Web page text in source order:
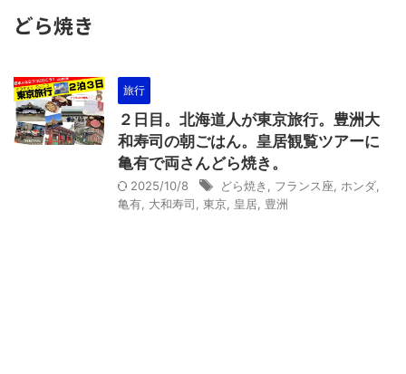
どら焼き
旅行
２日目。北海道人が東京旅行。豊洲大
和寿司の朝ごはん。皇居観覧ツアーに
亀有で両さんどら焼き。
2025/10/8 どら焼き フランス座 ホンダ
亀有 大和寿司 東京 皇居 豊洲